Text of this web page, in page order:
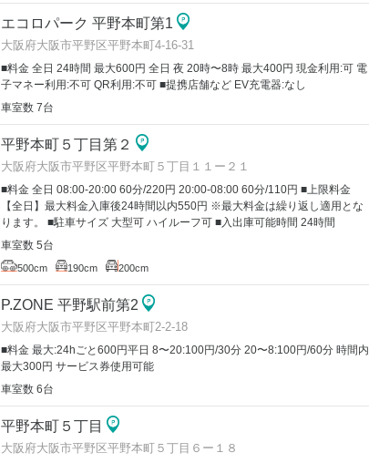
エコロパーク 平野本町第1
大阪府大阪市平野区平野本町4-16-31
■料金 全日 24時間 最大600円 全日 夜 20時〜8時 最大400円 現金利用:可 電
子マネー利用:不可 QR利用:不可 ■提携店舗など EV充電器:なし
車室数 7台
平野本町５丁目第２
大阪府大阪市平野区平野本町５丁目１１ー２１
■料金 全日 08:00-20:00 60分/220円 20:00-08:00 60分/110円 ■上限料金
【全日】最大料金入庫後24時間以内550円 ※最大料金は繰り返し適用とな
ります。 ■駐車サイズ 大型可 ハイルーフ可 ■入出庫可能時間 24時間
車室数 5台
500cm 190cm 200cm
P.ZONE 平野駅前第2
大阪府大阪市平野区平野本町2-2-18
■料金 最大:24hごと600円平日 8〜20:100円/30分 20〜8:100円/60分 時間内
最大300円 サービス券使用可能
車室数 6台
平野本町５丁目
大阪府大阪市平野区平野本町５丁目６ー１８